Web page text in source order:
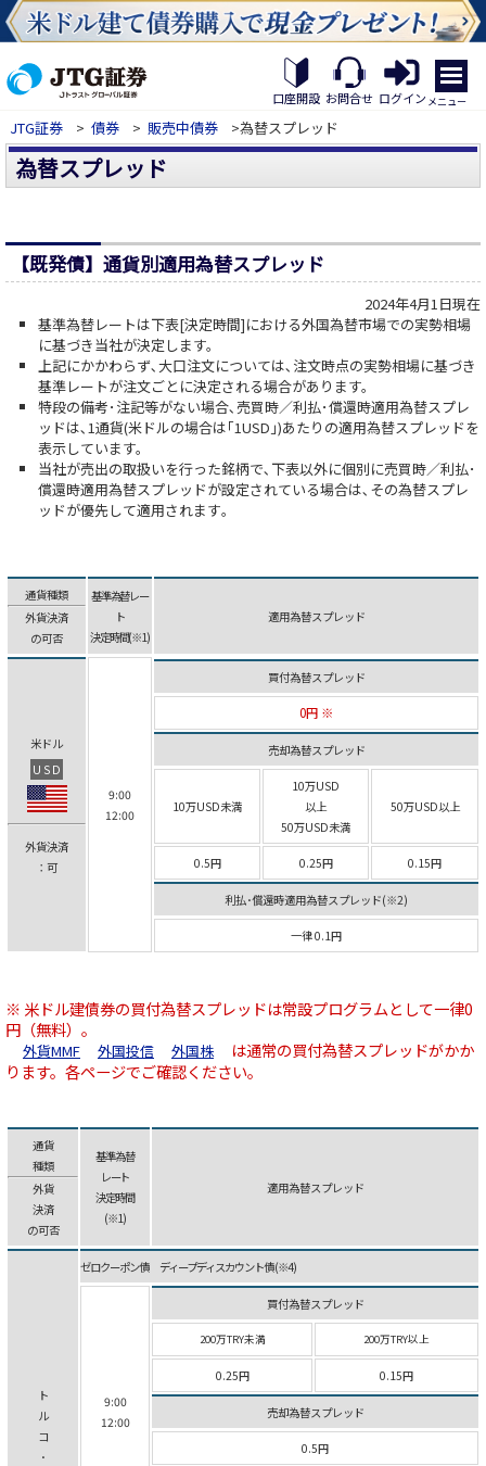
口座開設 お問合せ ログイン
繝｡
繝
九
繝
繧
�
メニュー
JTG証券 > 債券 > 販売中債券 >為替スプレッド
為替スプレッド
【既発債】通貨別適用為替スプレッド
2024年4月1日現在
基準為替レートは下表[決定時間]における外国為替市場での実勢相場
に基づき当社が決定します。
上記にかかわらず､大口注文については､注文時点の実勢相場に基づき
基準レートが注文ごとに決定される場合があります。
特段の備考･注記等がない場合､売買時／利払･償還時適用為替スプレ
ッドは､1通貨(米ドルの場合は｢1USD｣)あたりの適用為替スプレッドを
表示しています。
当社が売出の取扱いを行った銘柄で､下表以外に個別に売買時／利払･
償還時適用為替スプレッドが設定されている場合は､その為替スプレ
ッドが優先して適用されます｡
通貨種類
外貨決済
の可否
基準為替レー
ト
決定時間(※1)
適用為替スプレッド
米ドル
USD
外貨決済
：可
9:00
12:00
買付為替スプレッド
0円 ※
売却為替スプレッド
10万USD未満
10万USD
以上
50万USD未満
50万USD以上
0.5円 0.25円 0.15円
利払･償還時適用為替スプレッド(※2)
一律 0.1円
※ 米ドル建債券の買付為替スプレッドは常設プログラムとして一律0
円（無料）。
外貨MMF 外国投信 外国株
は通常の買付為替スプレッドがかか
ります。各ページでご確認ください。
通貨
種類
外貨
決済
の可否
基準為替
レート
決定時間
(※1)
適用為替スプレッド
ト
ル
コ
･
ゼロクーポン債 ディープ ディスカウント債 (※4)
9:00
12:00
買付為替スプレッド
200万TRY未満 200万TRY以上
0.25円 0.15円
売却為替スプレッド
0.5円